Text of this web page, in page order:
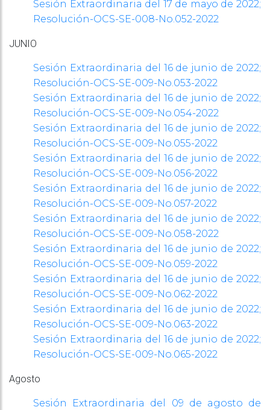
Sesión Extraordinaria del 17 de mayo de 2022;
Resolución-OCS-SE-008-No.052-2022
JUNIO
Sesión Extraordinaria del 16 de junio de 2022;
Resolución-OCS-SE-009-No.053-2022
Sesión Extraordinaria del 16 de junio de 2022;
Resolución-OCS-SE-009-No.054-2022
Sesión Extraordinaria del 16 de junio de 2022;
Resolución-OCS-SE-009-No.055-2022
Sesión Extraordinaria del 16 de junio de 2022;
Resolución-OCS-SE-009-No.056-2022
Sesión Extraordinaria del 16 de junio de 2022;
Resolución-OCS-SE-009-No.057-2022
Sesión Extraordinaria del 16 de junio de 2022;
Resolución-OCS-SE-009-No.058-2022
Sesión Extraordinaria del 16 de junio de 2022;
Resolución-OCS-SE-009-No.059-2022
Sesión Extraordinaria del 16 de junio de 2022;
Resolución-OCS-SE-009-No.062-2022
Sesión Extraordinaria del 16 de junio de 2022;
Resolución-OCS-SE-009-No.063-2022
Sesión Extraordinaria del 16 de junio de 2022;
Resolución-OCS-SE-009-No.065-2022
Agosto
Sesión Extraordinaria del 09 de agosto de